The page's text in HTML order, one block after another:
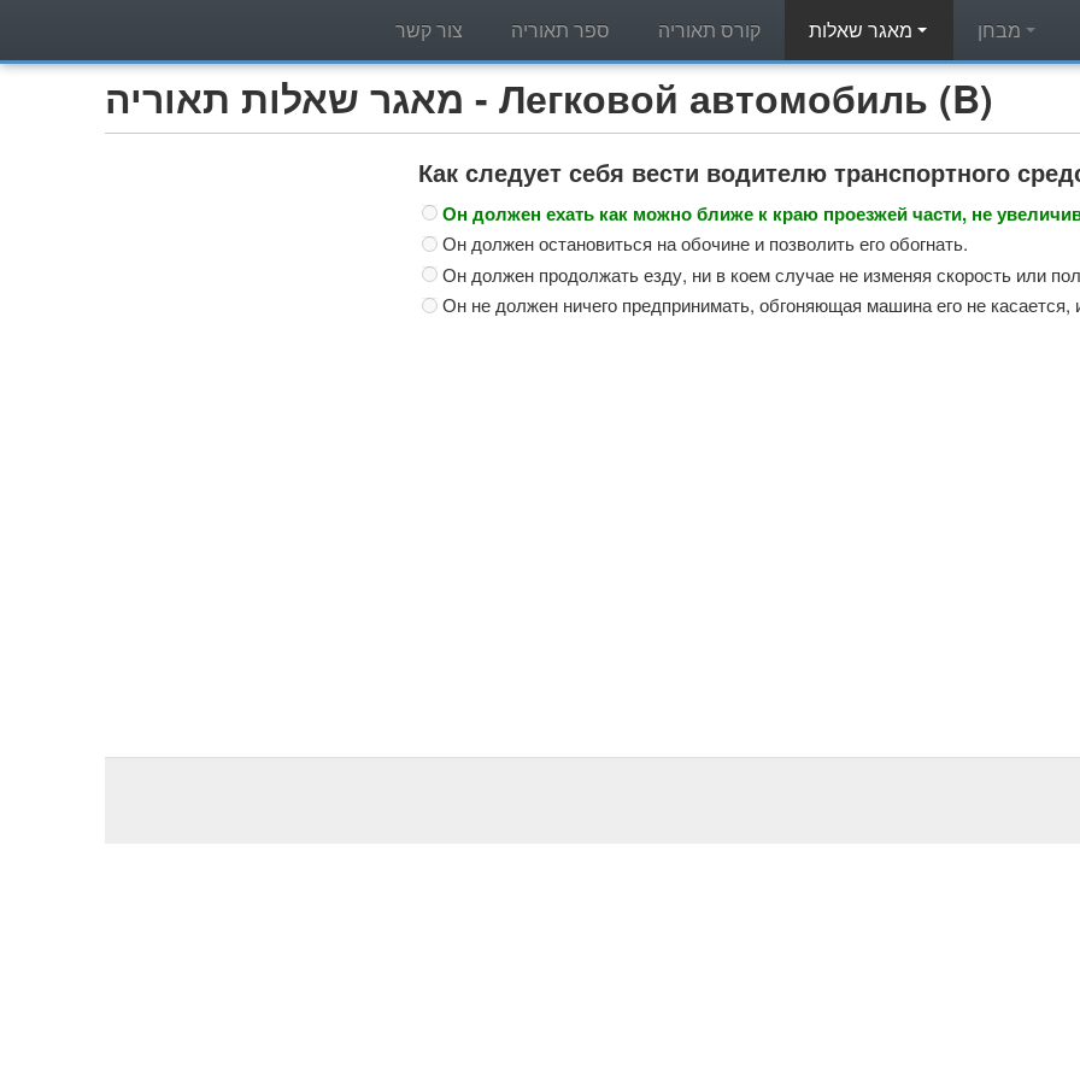
קורס תאוריה ספר תאוריה צור קשר
מאגר שאלות תאוריה - Легковой автомобиль (B)
Как следует себя вести водителю транспортного
Он должен ехать как можно ближе к краю проезжей части, не
Он должен остановиться на обочине и позволить его обогнать.
Он должен продолжать езду, ни в коем случае не изменяя скорость или
Он не должен ничего предпринимать, обгоняющая машина его не касается,